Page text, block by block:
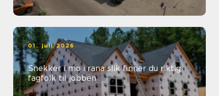
01. juli 2026
Snekker i mo i rana slik finner du riktig
fagfolk til jobben